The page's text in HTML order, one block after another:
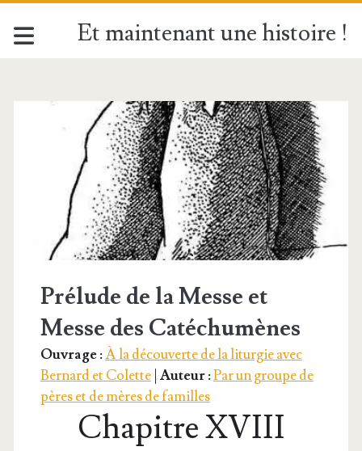
Et maintenant une histoire !
Étiquette :
<span>Oraison</
Prélude de la Messe et
Messe des Catéchumènes
Ouvrage :À la découverte de la liturgie avec
Bernard et Colette| Auteur :Par un groupe de
pères et de mères de familles
Chapitre XVIII